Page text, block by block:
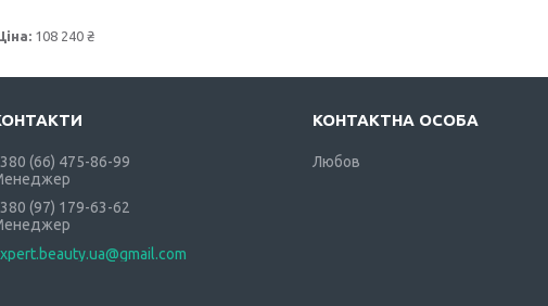
108 240 ₴
(66) 475-86-99
(97) 179-63-62
Любов